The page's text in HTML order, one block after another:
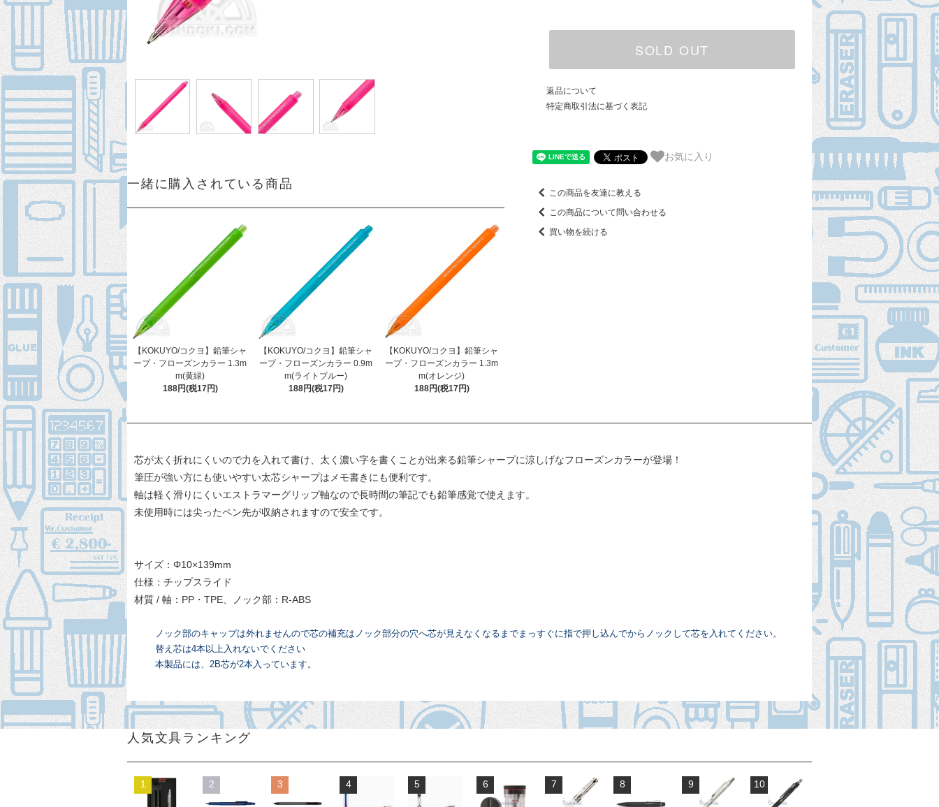
一緒に購入されている商品
【KOKUYO/コクヨ】鉛筆シャ
ープ・フローズンカラー 1.3m
m(黄緑)
188円(税17円)
【KOKUYO/コクヨ】鉛筆シャ
ープ・フローズンカラー 0.9m
m(ライトブルー)
188円(税17円)
【KOKUYO/コクヨ】鉛筆シャ
ープ・フローズンカラー 1.3m
m(オレンジ)
188円(税17円)
SOLD OUT
返品について
特定商取引法に基づく表記
お気に入り
この商品を友達に教える
この商品について問い合わせる
買い物を続ける
芯が太く折れにくいので力を入れて書け、太く濃い字を書くことが出来る鉛筆シャープに涼しげなフローズンカラーが登場！
筆圧が強い方にも使いやすい太芯シャープはメモ書きにも便利です。
軸は軽く滑りにくいエストラマーグリップ軸なので長時間の筆記でも鉛筆感覚で使えます。
未使用時には尖ったペン先が収納されますので安全です。
サイズ：Φ10×139mm
仕様：チップスライド
材質 / 軸：PP・TPE、ノック部：R-ABS
ノック部のキャップは外れませんので芯の補充はノック部分の穴へ芯が見えなくなるまでまっすぐに指で押し込んでからノックして芯を入れてください。
替え芯は4本以上入れないでください
本製品には、2B芯が2本入っています。
人気文具ランキング
1 2 3 4 5 6 7 8 9 10